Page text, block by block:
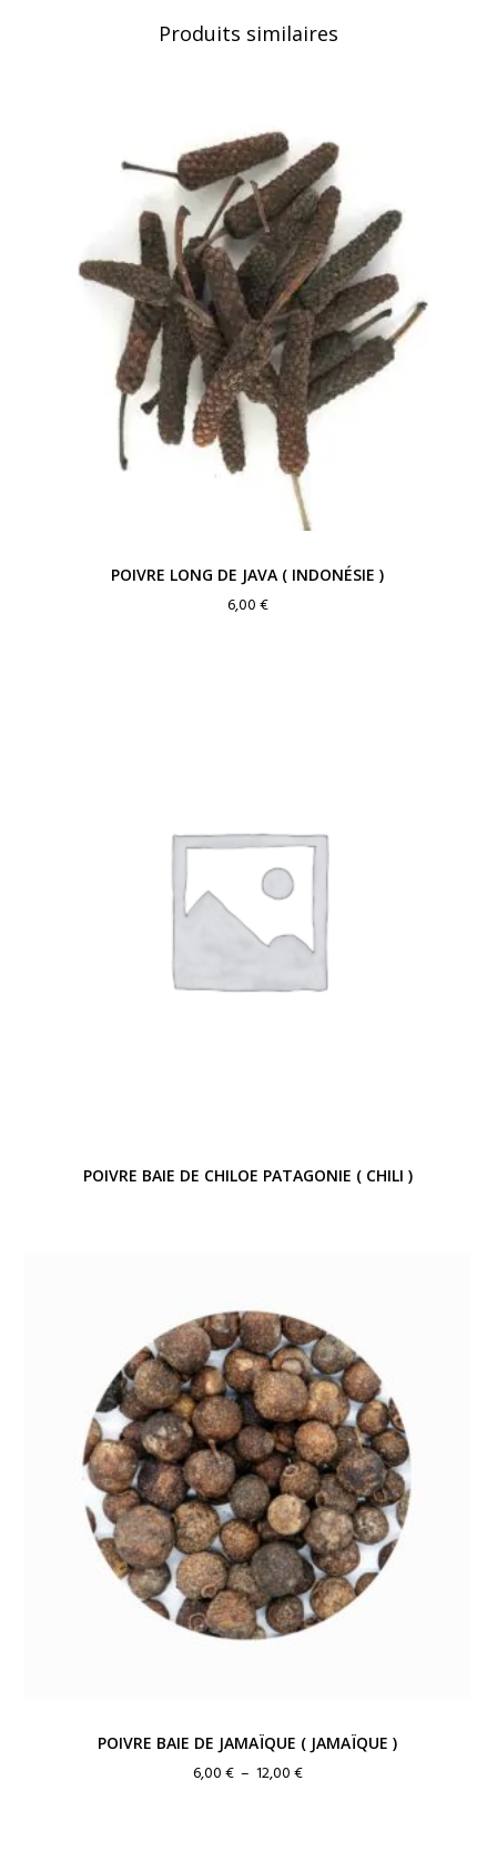
Produits similaires
POIVRE LONG DE JAVA ( INDONÉSIE )
6,00€
POIVRE BAIE DE CHILOE PATAGONIE ( CHILI )
POIVRE BAIE DE JAMAÏQUE ( JAMAÏQUE )
6,00€ – 12,00€Plage